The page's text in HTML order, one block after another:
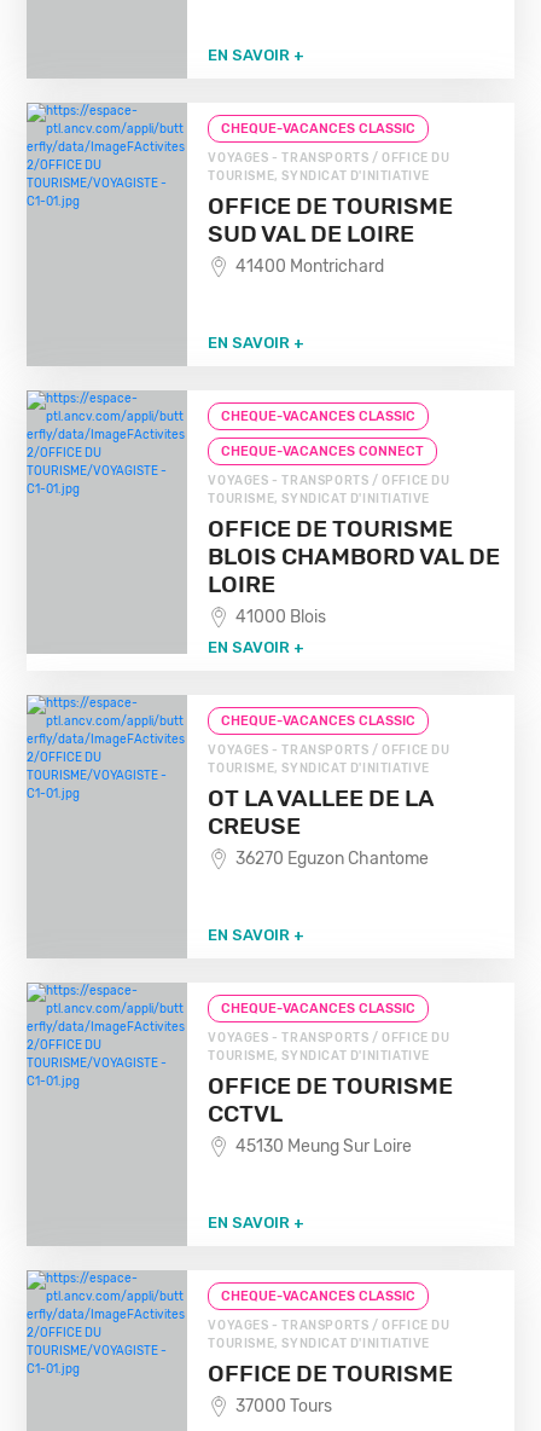
EN SAVOIR +
CHEQUE-VACANCES CLASSIC
VOYAGES - TRANSPORTS / OFFICE DU
TOURISME, SYNDICAT D'INITIATIVE
OFFICE DE TOURISME
SUD VAL DE LOIRE
41400 Montrichard
EN SAVOIR +
CHEQUE-VACANCES CLASSIC
CHEQUE-VACANCES CONNECT
VOYAGES - TRANSPORTS / OFFICE DU
TOURISME, SYNDICAT D'INITIATIVE
OFFICE DE TOURISME
BLOIS CHAMBORD VAL DE
LOIRE
41000 Blois
EN SAVOIR +
CHEQUE-VACANCES CLASSIC
VOYAGES - TRANSPORTS / OFFICE DU
TOURISME, SYNDICAT D'INITIATIVE
OT LA VALLEE DE LA
CREUSE
36270 Eguzon Chantome
EN SAVOIR +
CHEQUE-VACANCES CLASSIC
VOYAGES - TRANSPORTS / OFFICE DU
TOURISME, SYNDICAT D'INITIATIVE
OFFICE DE TOURISME
CCTVL
45130 Meung Sur Loire
EN SAVOIR +
CHEQUE-VACANCES CLASSIC
VOYAGES - TRANSPORTS / OFFICE DU
TOURISME, SYNDICAT D'INITIATIVE
OFFICE DE TOURISME
37000 Tours